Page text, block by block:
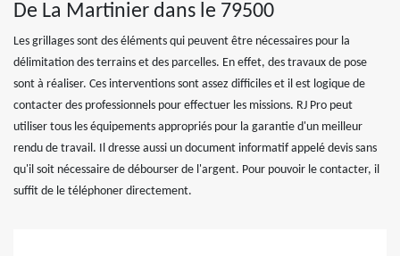
De La Martinier dans le 79500
Les grillages sont des éléments qui peuvent être nécessaires pour la
délimitation des terrains et des parcelles. En effet, des travaux de pose
sont à réaliser. Ces interventions sont assez difficiles et il est logique de
contacter des professionnels pour effectuer les missions. RJ Pro peut
utiliser tous les équipements appropriés pour la garantie d'un meilleur
rendu de travail. Il dresse aussi un document informatif appelé devis sans
qu'il soit nécessaire de débourser de l'argent. Pour pouvoir le contacter, il
suffit de le téléphoner directement.